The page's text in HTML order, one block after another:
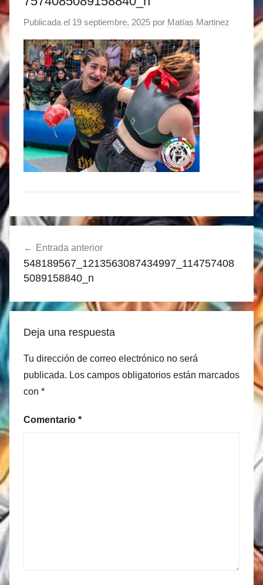
Publicada el 19 septiembre, 2025 por Matías Martinez
de
entradas
Entrada anterior
548189567_1213563087434997_114757408
5089158840_n
Deja una respuesta
Tu dirección de correo electrónico no será
publicada. Los campos obligatorios están marcados
con *
Comentario *